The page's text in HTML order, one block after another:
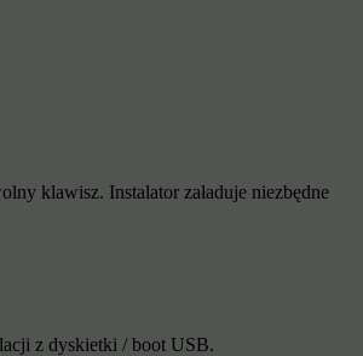
klawisz. Instalator załaduje niezbędne
z dyskietki / boot USB.